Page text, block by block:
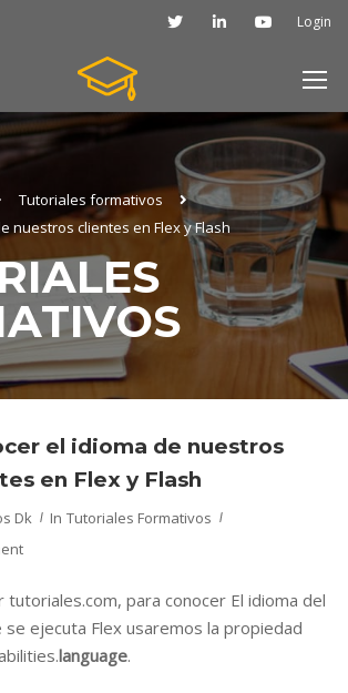
Login
Tutoriales formativos
nuestros clientes en Flex y Flash
el idioma de nuestros
en Flex y Flash
Dk In Tutoriales Formativos
tutoriales.com, para conocer El idioma del
ejecuta Flex usaremos la propiedad
language.